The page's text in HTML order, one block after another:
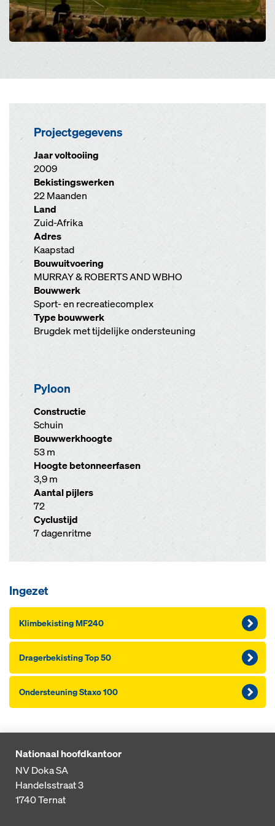
Projectgegevens
Jaar voltooiing
2009
Bekistingswerken
22 Maanden
Land
Zuid-Afrika
Adres
Kaapstad
Bouwuitvoering
MURRAY & ROBERTS AND WBHO
Bouwwerk
Sport- en recreatiecomplex
Type bouwwerk
Brugdek met tijdelijke ondersteuning
Pyloon
Constructie
Schuin
Bouwwerkhoogte
53 m
Hoogte betonneerfasen
3,9 m
Aantal pijlers
72
Cyclustijd
7 dagenritme
Ingezet
Klimbekisting MF240
Dragerbekisting Top 50
Ondersteuning Staxo 100
Nationaal hoofdkantoor
NV Doka SA
Handelsstraat 3
1740Ternat